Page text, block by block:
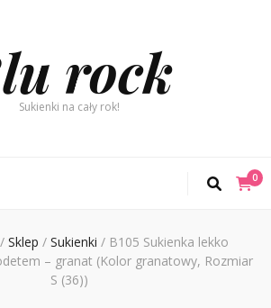
rock
Sukienki na cały rok!
0
/ Sklep / Sukienki / B105 Sukienka lekko
– granat (Kolor granatowy, Rozmiar
S (36))